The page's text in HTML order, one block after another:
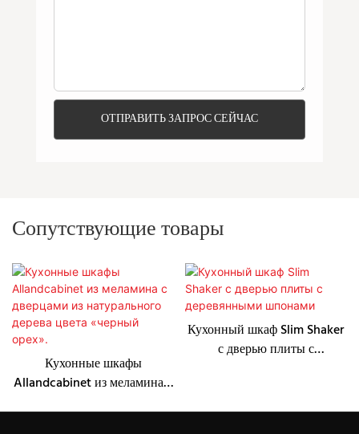
ОТПРАВИТЬ ЗАПРОС СЕЙЧАС
Сопутствующие товары
Кухонные шкафы
Allandcabinet из меламина с
Кухонный шкаф Slim Shaker
с дверью плиты с